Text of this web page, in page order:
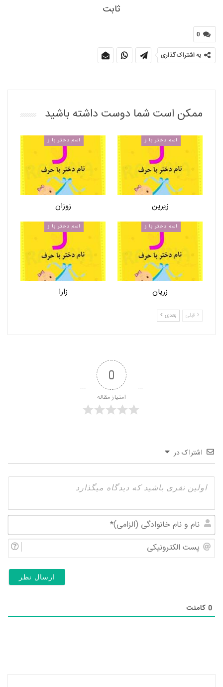
ثابت
0
به اشتراک گذاری
ممکن است شما دوست داشته باشید
اسم دختر با ز
زیرین
اسم دختر با ز
زوزان
اسم دختر با ز
زریان
اسم دختر با ز
زارا
قبلی بعدی
0
امتیاز مقاله
اشتراک در
و
0 کامنت